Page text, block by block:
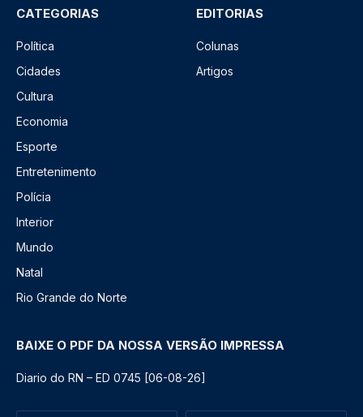
CATEGORIAS
Política
Cidades
Cultura
Economia
Esporte
Entretenimento
Polícia
Interior
Mundo
Natal
Rio Grande do Norte
EDITORIAS
Colunas
Artigos
BAIXE O PDF DA NOSSA VERSÃO IMPRESSA
Diario do RN – ED 0745 [06-08-26]